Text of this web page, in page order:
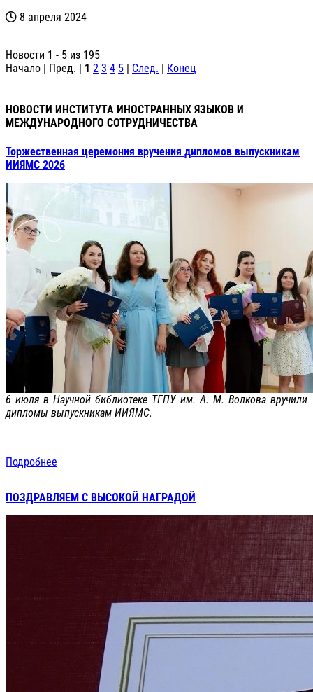
8 апреля 2024
Новости 1 - 5 из 195
Начало | Пред. | 1 2 3 4 5 | След. | Конец
НОВОСТИ ИНСТИТУТА ИНОСТРАННЫХ ЯЗЫКОВ И
МЕЖДУНАРОДНОГО СОТРУДНИЧЕСТВА
Торжественная церемония вручения дипломов выпускникам
ИИЯМС 2026
6 июля в Научной библиотеке ТГПУ им. А. М. Волкова вручили
дипломы выпускникам ИИЯМС.
Подробнее
ПОЗДРАВЛЯЕМ С ВЫСОКОЙ НАГРАДОЙ